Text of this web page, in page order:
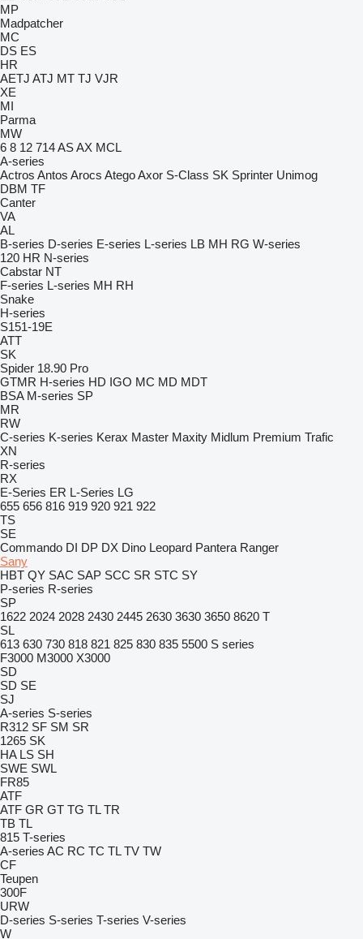
MP
Madpatcher
MC
DS ES
HR
AETJ ATJ MT TJ VJR
XE
MI
Parma
MW
6 8 12 714ASAX MCL
A-series
Actros Antos Arocs AtegoAxor S-Class SK Sprinter Unimog
DBM TF
Canter
VA
AL
B-series D-series E-series L-series LB MH RG W-series
120 HR N-series
Cabstar NT
F-series L-series MH RH
Snake
H-series
S151-19E
ATT
SK
Spider 18.90 Pro
GTMR H-series HD IGO MC MD MDT
BSA M-series SP
MR
RW
C-series K-series Kerax Master Maxity Midlum Premium Trafic
XN
R-series
RX
E-Series ER L-Series LG
655 656 816 919 920 921 922
TS
SE
Commando DI DP DX Dino Leopard Pantera Ranger
Sany
HBT QY SAC SAP SCC SR STC SY
P-series R-series
SP
1622 2024 2028 2430 2445 2630 3630 3650 8620 T
SL
613 630 730 818 821 825 830 835 5500 S series
F3000 M3000 X3000
SD
SD SE
SJ
A-series S-series
R312 SF SM SR
1265 SK
HA LS SH
SWE SWL
FR85
ATF
ATF GR GT TG TL TR
TB TL
815 T-series
A-series AC RC TC TL TV TW
CF
Teupen
300F
URW
D-series S-series T-series V-series
W